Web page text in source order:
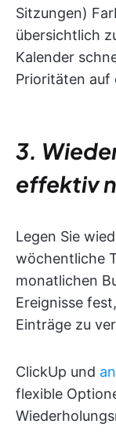
Sitzungen)
übersichtlich
Kalender
Prioritäten auf
3.
effektiv
Legen Sie
wöchentliche
monatlichen
Ereignisse
Einträge zu
ClickUp und
flexible